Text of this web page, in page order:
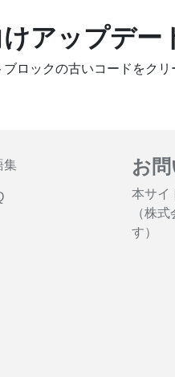
アップデー
ブロックの古いコードをク
集 お
本サイ
（株
す）